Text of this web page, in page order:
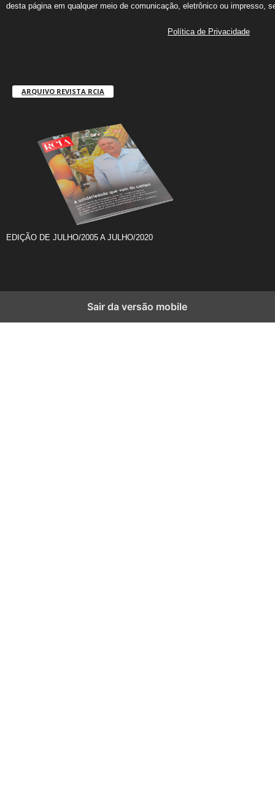
desta página em qualquer meio de comunicação, eletrônico ou impresso,
Política de Privacidade
ARQUIVO REVISTA RCIA
EDIÇÃO DE JULHO/2005 A JULHO/2020
Sair da versão mobile